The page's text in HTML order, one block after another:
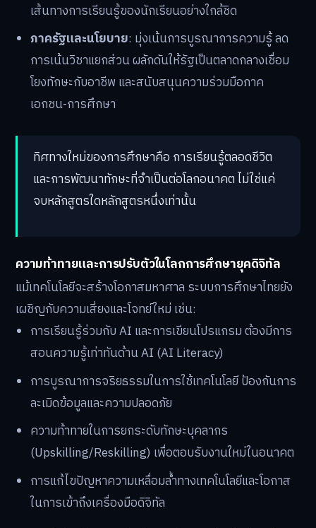
เส้นทางการเรียนรู้ของนักเรียนอย่างใกล้ชิด
ภาครัฐและนโยบาย: มุ่งเน้นการบูรณาการความรู้ ลด
การเน้นวิชาแยกส่วน ผลักดันให้รัฐเป็นตลาดกลางเชื่อม
โยงทักษะกับอาชีพ และสนับสนุนความร่วมมือภาค
เอกชน-การศึกษา
ทิศทางใหม่ของการศึกษาคือ การเรียนรู้ตลอดชีวิต
และการพัฒนาทักษะที่จำเป็นต่อโลกอนาคต ไม่ใช่แค่
จบหลักสูตรใดหลักสูตรหนึ่งเท่านั้น
ความท้าทายและการปรับตัวในโลกการศึกษายุคดิจิทัล
แม้เทคโนโลยีจะสร้างโอกาสมหาศาล ระบบการศึกษาไทยยัง
เผชิญกับความเสี่ยงและโจทย์ใหม่ เช่น:
การเรียนรู้ร่วมกับ AI และการเขียนโปรแกรม ต้องมีการ
สอนความรู้เท่าทันด้าน AI (AI Literacy)
การบูรณาการจริยธรรมในการใช้เทคโนโลยี ป้องกันการ
ละเมิดข้อมูลและความปลอดภัย
ความท้าทายในการยกระดับทักษะบุคลากร
(Upskilling/Reskilling) เพื่อตอบรับงานใหม่ในอนาคต
การแก้ไขปัญหาความเหลื่อมล้ำทางเทคโนโลยีและโอกาส
ในการเข้าถึงเครื่องมือดิจิทัล